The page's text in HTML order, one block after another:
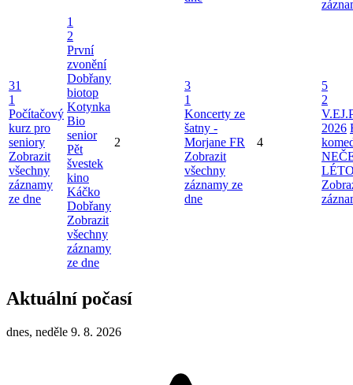
31
1
Počítačový
kurz pro
seniory
Zobrazit
všechny
záznamy
ze dne
1
2
První
zvonění
Dobřany
biotop
Kotynka
Bio
senior
Pět
švestek
kino
Káčko
Dobřany
Zobrazit
všechny
záznamy
ze dne
2
3
1
Koncerty ze
šatny -
Morjane FR
Zobrazit
všechny
záznamy ze
dne
4
5
2
2026
Aktuální počasí
dnes, neděle 9. 8. 2026